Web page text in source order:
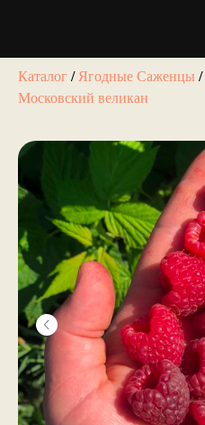
Каталог /Ягодные Саженцы /
Московский великан